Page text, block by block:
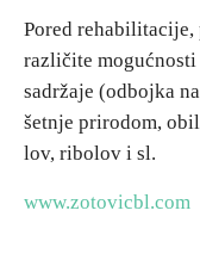
Pored rehabilitacije,
različite
sadržaje (odbojka
šetnje prirodom,
lov, ribolov i sl.
www.zotovicbl.com